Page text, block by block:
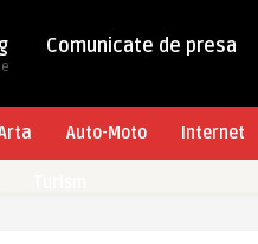
Comunicate de presa
Auto-Moto Internet